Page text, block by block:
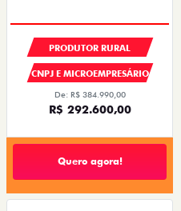
PRODUTOR RURAL
CNPJ E MICROEMPRESÁRIO
De: R$ 384.990,00
R$ 292.600,00
Quero agora!